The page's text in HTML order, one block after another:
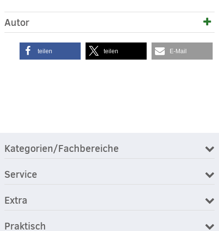
Autor
teilen teilen E-Mail
Kategorien/Fachbereiche
Service
Extra
Praktisch